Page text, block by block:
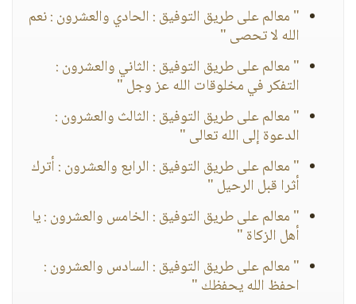
" معالم على طريق التوفيق : الحادي والعشرون : نعم
الله لا تحصى "
" معالم على طريق التوفيق : الثاني والعشرون :
التفكر في مخلوقات الله عز وجل "
" معالم على طريق التوفيق : الثالث والعشرون :
الدعوة إلى الله تعالى "
" معالم على طريق التوفيق : الرابع والعشرون : أترك
أثرا قبل الرحيل "
" معالم على طريق التوفيق : الخامس والعشرون : يا
أهل الزكاة "
" معالم على طريق التوفيق : السادس والعشرون :
احفظ الله يحفظك "